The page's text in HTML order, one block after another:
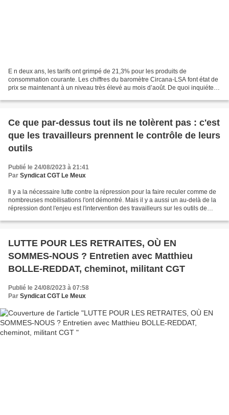
E n deux ans, les tarifs ont grimpé de 21,3% pour les produits de
consommation courante. Les chiffres du baromètre Circana-LSA font état de
prix se maintenant à un niveau très élevé au mois d’août. De quoi inquiéter
Ce que par-dessus tout ils ne tolèrent pas : c'est
que les travailleurs prennent le contrôle de leurs
outils
Publié le 24/08/2023 à 21:41
Par Syndicat CGT Le Meux
Il y a la nécessaire lutte contre la répression pour la faire reculer comme de
nombreuses mobilisations l'ont démontré. Mais il y a aussi un au-delà de la
répression dont l'enjeu est l'intervention des travailleurs sur les outils de
LUTTE POUR LES RETRAITES, OÙ EN
SOMMES-NOUS ? Entretien avec Matthieu
BOLLE-REDDAT, cheminot, militant CGT
Publié le 24/08/2023 à 07:58
Par Syndicat CGT Le Meux